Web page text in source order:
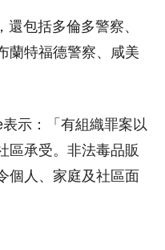
包括多倫多警察、
蘭特福德警察、咸美
示：「有組織罪案以
區承受。非法毒品販
個人、家庭及社區面